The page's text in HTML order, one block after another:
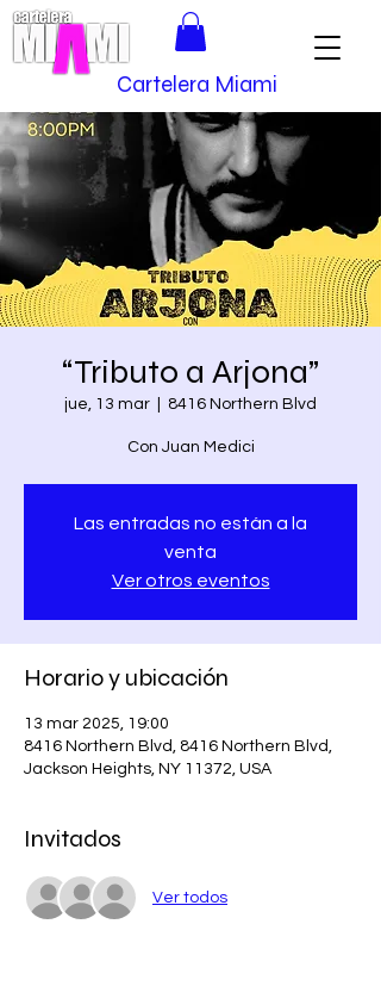
Cartelera Miami
“Tributo a Arjona”
jue, 13 mar 8416 Northern Blvd
Con Juan Medici
Las entradas no están a la
venta
Ver otros eventos
Horario y ubicación
13 mar 2025, 19:00
8416 Northern Blvd, 8416 Northern Blvd,
Jackson Heights, NY 11372, USA
Invitados
Ver todos